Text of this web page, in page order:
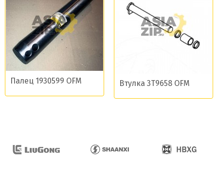
Палец 1930599 OFM Втулка 3T9658 OFM